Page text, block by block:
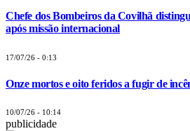
Chefe dos Bombeiros da Covilhã
após missão internacional
17/07/26 - 0:13
Onze mortos e oito feridos a fugir de
10/07/26 - 10:14
publicidade